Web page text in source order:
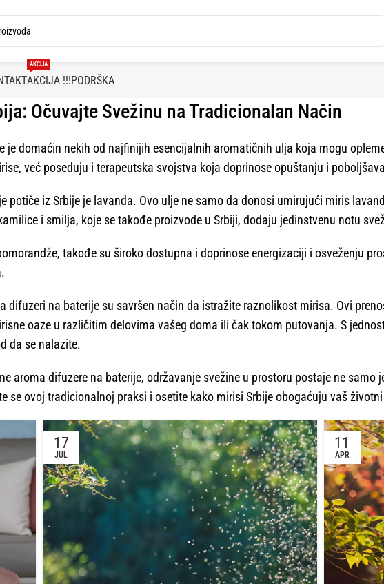
AKCIJA !!!
AKCIJA
PODRŠKA
Očuvajte Svežinu na Tradicionalan Način
je domaćin nekih od najfinijih esencijalnih aromatičnih ulja koja mogu
već poseduju i terapeutska svojstva koja doprinose opuštanju i
iz Srbije je lavanda. Ovo ulje ne samo da donosi umirujući miris
i smilja, koje se takođe proizvode u Srbiji, dodaju jedinstvenu notu
takođe su široko dostupna i doprinose energizaciji i osveženju
difuzeri na baterije su savršen način da istražite raznolikost mirisa. Ovi
oaze u različitim delovima vašeg doma ili čak tokom putovanja. S
da se nalazite.
aroma difuzere na baterije, održavanje svežine u prostoru postaje ne
se ovoj tradicionalnoj praksi i osetite kako mirisi Srbije obogaćuju vaš
17
JUL
11
APR